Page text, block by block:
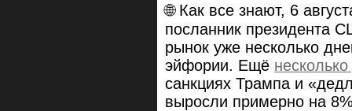
🌐 Как все знают, 6
посланник президента
рынок уже несколько
эйфории. Ещё
санкциях Трампа и
выросли примерно на